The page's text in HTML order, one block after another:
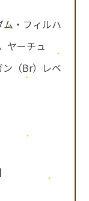
・フィルハ
ヤーチュ
（Br）レベ